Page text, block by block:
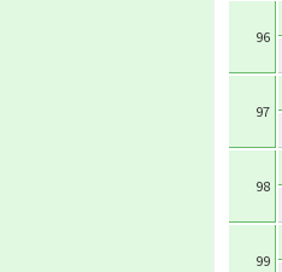
96
97
98
99